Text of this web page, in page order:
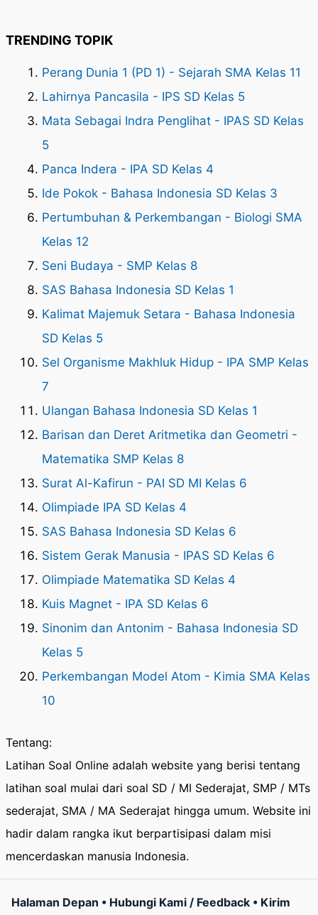
TRENDING TOPIK
Perang Dunia 1 (PD 1) - Sejarah SMA Kelas 11
Lahirnya Pancasila - IPS SD Kelas 5
Mata Sebagai Indra Penglihat - IPAS SD Kelas
5
Panca Indera - IPA SD Kelas 4
Ide Pokok - Bahasa Indonesia SD Kelas 3
Pertumbuhan & Perkembangan - Biologi SMA
Kelas 12
Seni Budaya - SMP Kelas 8
SAS Bahasa Indonesia SD Kelas 1
Kalimat Majemuk Setara - Bahasa Indonesia
SD Kelas 5
Sel Organisme Makhluk Hidup - IPA SMP Kelas
7
Ulangan Bahasa Indonesia SD Kelas 1
Barisan dan Deret Aritmetika dan Geometri -
Matematika SMP Kelas 8
Surat Al-Kafirun - PAI SD MI Kelas 6
Olimpiade IPA SD Kelas 4
SAS Bahasa Indonesia SD Kelas 6
Sistem Gerak Manusia - IPAS SD Kelas 6
Olimpiade Matematika SD Kelas 4
Kuis Magnet - IPA SD Kelas 6
Sinonim dan Antonim - Bahasa Indonesia SD
Kelas 5
Perkembangan Model Atom - Kimia SMA Kelas
10
Tentang:
Latihan Soal Online adalah website yang berisi tentang
latihan soal mulai dari soal SD / MI Sederajat, SMP / MTs
sederajat, SMA / MA Sederajat hingga umum. Website ini
hadir dalam rangka ikut berpartisipasi dalam misi
mencerdaskan manusia Indonesia.
Halaman Depan • Hubungi Kami / Feedback • Kirim